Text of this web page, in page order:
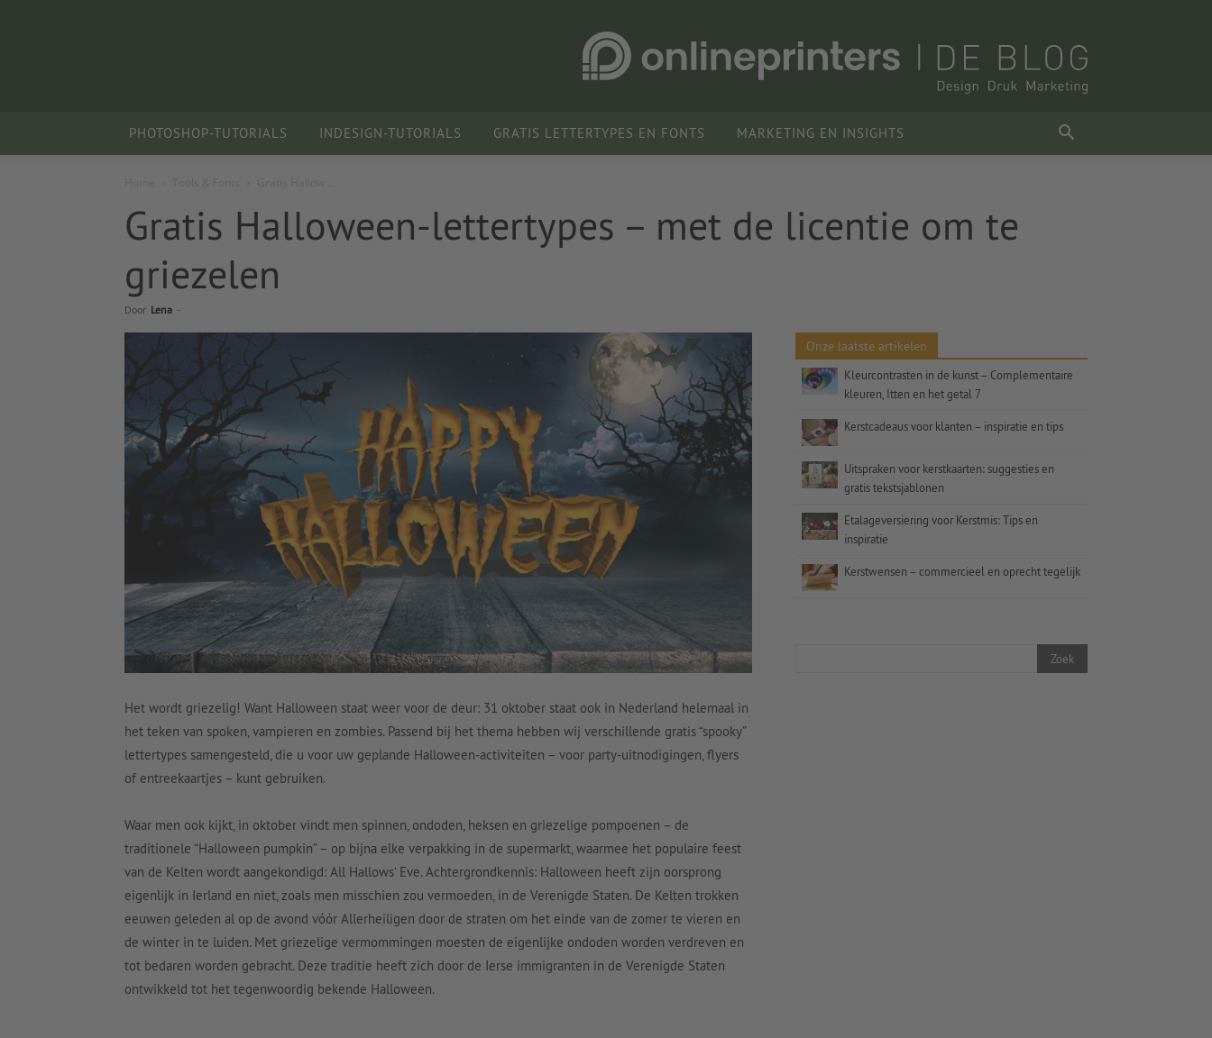
PHOTOSHOP-TUTORIALS INDESIGN-TUTORIALS GRATIS LETTERTYPES EN FONTS MARKETING EN INSIGHTS
Gratis Halloween-lettertypes – met de licentie om te
griezelen
Door Lena -
Het wordt griezelig! Want Halloween staat weer voor de deur: 31 oktober staat ook in Nederland helemaal in
het teken van spoken, vampieren en zombies. Passend bij het thema hebben wij verschillende gratis “spooky”
lettertypes samengesteld, die u voor uw geplande Halloween-activiteiten – voor party-uitnodigingen, flyers
of entreekaartjes – kunt gebruiken.
Waar men ook kijkt, in oktober vindt men spinnen, ondoden, heksen en griezelige pompoenen – de
traditionele “Halloween pumpkin” – op bijna elke verpakking in de supermarkt, waarmee het populaire feest
van de Kelten wordt aangekondigd: All Hallows‘ Eve. Achtergrondkennis: Halloween heeft zijn oorsprong
eigenlijk in Ierland en niet, zoals men misschien zou vermoeden, in de Verenigde Staten. De Kelten trokken
eeuwen geleden al op de avond vóór Allerheiligen door de straten om het einde van de zomer te vieren en
de winter in te luiden. Met griezelige vermommingen moesten de eigenlijke ondoden worden verdreven en
tot bedaren worden gebracht. Deze traditie heeft zich door de Ierse immigranten in de Verenigde Staten
ontwikkeld tot het tegenwoordig bekende Halloween.
Onze laatste artikelen
Kleurcontrasten in de kunst – Complementaire
kleuren, Itten en het getal 7
Kerstcadeaus voor klanten – inspiratie en tips
Uitspraken voor kerstkaarten: suggesties en
gratis tekstsjablonen
Etalageversiering voor Kerstmis: Tips en
inspiratie
Kerstwensen – commercieel en oprecht tegelijk